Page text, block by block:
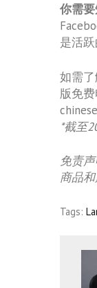
你需
是活
如需
版免
*截至
免责
商品
Tags: